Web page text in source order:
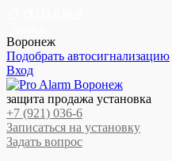
Воронеж
Подобрать автосигнализацию
Вход
Перейти
к
навигации
Перейти
к
содержимому
защита продажа установка
+7 (921) 036-6
Записаться на установку
Задать вопрос